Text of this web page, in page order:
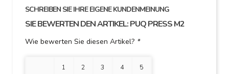
SCHREIBEN SIE IHRE EIGENE KUNDENMEINUNG
SIE BEWERTEN DEN ARTIKEL:PUQ PRESS M2
Wie bewerten Sie diesen Artikel? *
1 Stern 2 Sterne3 Sterne4 Sterne5 Sterne